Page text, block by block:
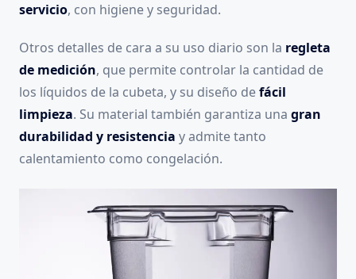
servicio, con higiene y seguridad.
Otros detalles de cara a su uso diario son la regleta
de medición, que permite controlar la cantidad de
los líquidos de la cubeta, y su diseño defácil
limpieza. Su material también garantiza una gran
durabilidad y resistencia y admite tanto
calentamiento como congelación.